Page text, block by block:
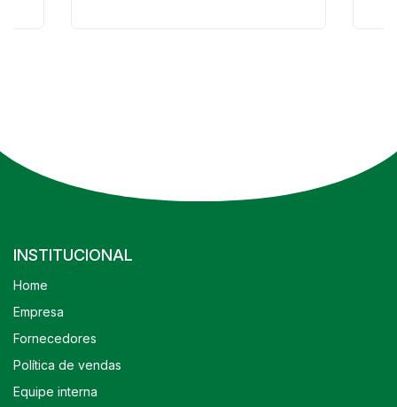
INSTITUCIONAL
Home
Empresa
Fornecedores
Política de vendas
Equipe interna